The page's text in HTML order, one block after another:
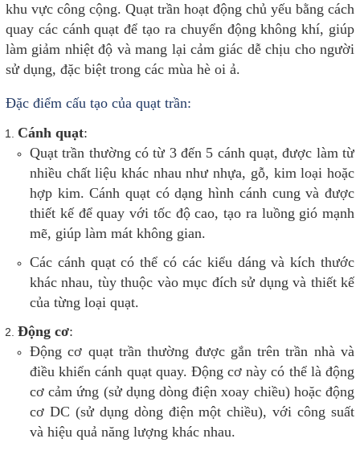
khu vực công cộng. Quạt trần hoạt động chủ yếu bằng cách
quay các cánh quạt để tạo ra chuyển động không khí, giúp
làm giảm nhiệt độ và mang lại cảm giác dễ chịu cho người
sử dụng, đặc biệt trong các mùa hè oi ả.
Đặc điểm cấu tạo của quạt trần:
Cánh quạt:
Quạt trần thường có từ 3 đến 5 cánh quạt, được làm từ
nhiều chất liệu khác nhau như nhựa, gỗ, kim loại hoặc
hợp kim. Cánh quạt có dạng hình cánh cung và được
thiết kế để quay với tốc độ cao, tạo ra luồng gió mạnh
mẽ, giúp làm mát không gian.
Các cánh quạt có thể có các kiểu dáng và kích thước
khác nhau, tùy thuộc vào mục đích sử dụng và thiết kế
của từng loại quạt.
Động cơ:
Động cơ quạt trần thường được gắn trên trần nhà và
điều khiển cánh quạt quay. Động cơ này có thể là động
cơ cảm ứng (sử dụng dòng điện xoay chiều) hoặc động
cơ DC (sử dụng dòng điện một chiều), với công suất
và hiệu quả năng lượng khác nhau.